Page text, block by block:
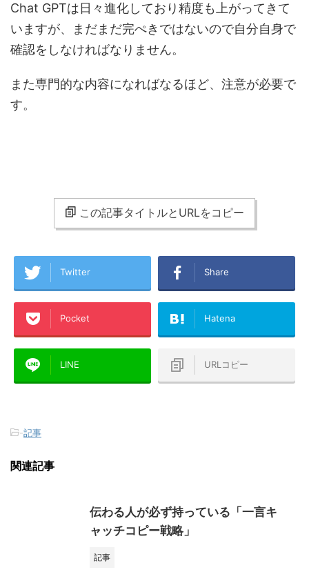
Chat GPTは日々進化しており精度も上がってきて
いますが、まだまだ完ぺきではないので自分自身で
確認をしなければなりません。
また専門的な内容になればなるほど、注意が必要で
す。
この記事タイトルとURLをコピー
Twitter Share
Pocket Hatena
LINE URLコピー
-記事
関連記事
伝わる人が必ず持っている「一言キ
ャッチコピー戦略」
記事